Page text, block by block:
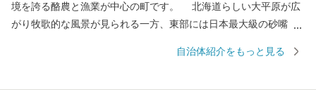
境を誇る酪農と漁業が中心の町です。 北海道らしい大平原が広
がり牧歌的な風景が見られる一方、東部には日本最大級の砂嘴
や、南部には「風蓮湖」があり、野付風蓮道立自然公園を形成す
自治体紹介をもっと見る